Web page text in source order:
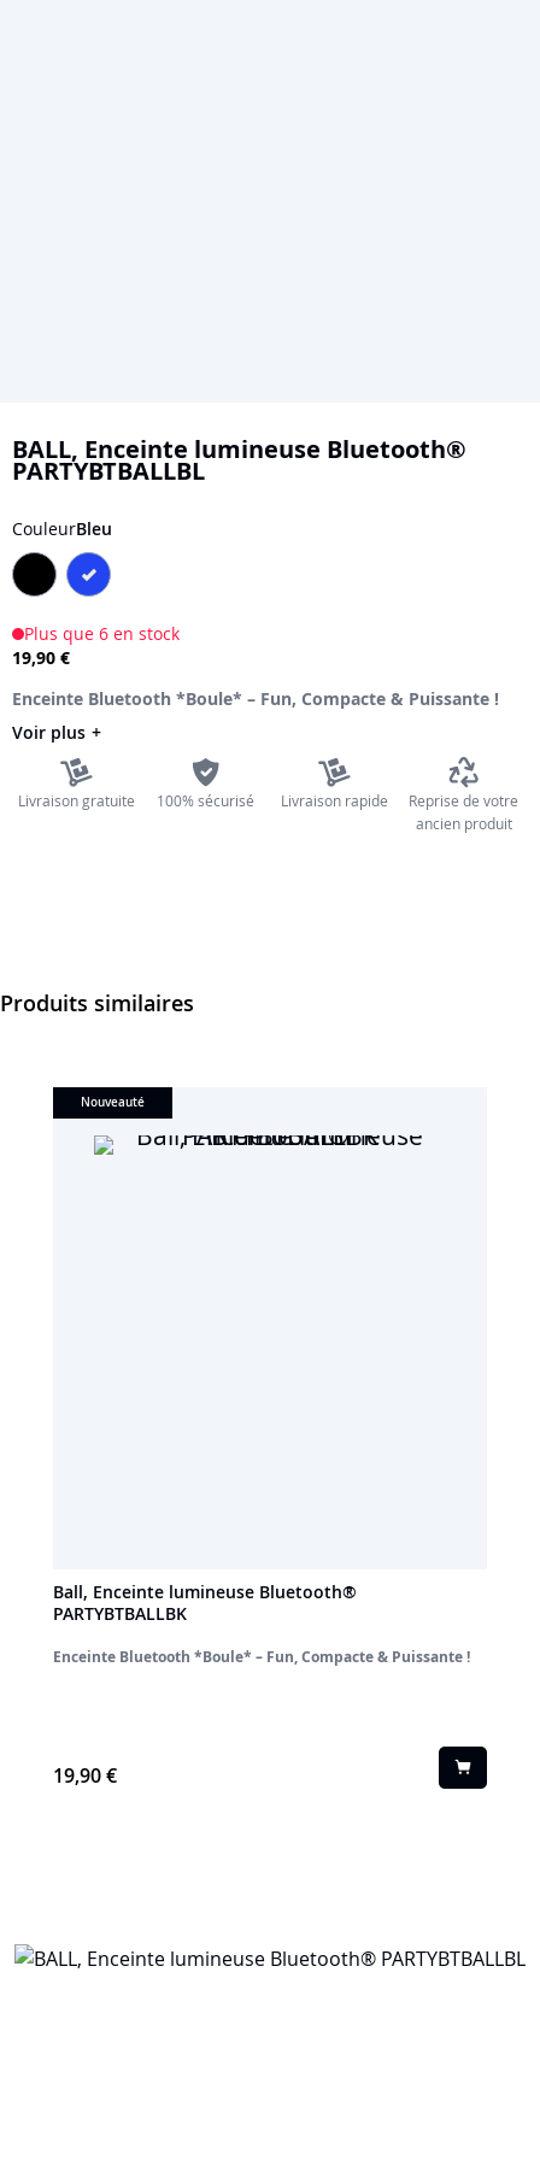
to
the
of
the
images
gallery
BALL, Enceinte lumineuse Bluetooth®
PARTYBTBALLBL
CouleurBleu
Plus que 6 en stock
19,90 €
Enceinte Bluetooth *Boule* – Fun, Compacte & Puissante !
Voir plus
Livraison gratuite 100% sécurisé Livraison rapide
Reprise de votre
ancien produit
Produits similaires
Nouveauté
Ball, Enceinte lumineuse Bluetooth®
PARTYBTBALLBK
Enceinte Bluetooth *Boule* – Fun, Compacte & Puissante !
19,90 €